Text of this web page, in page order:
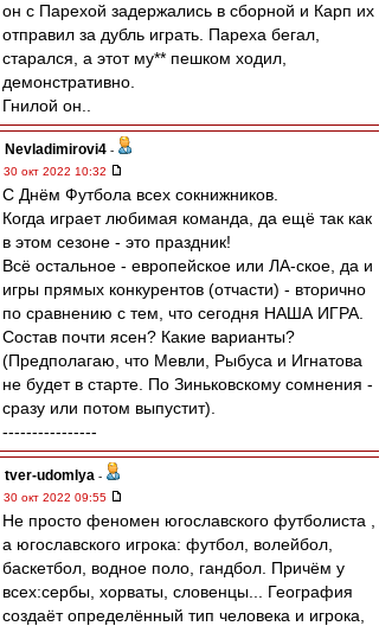
он с Парехой задержались в сборной и Карп их
отправил за дубль играть. Пареха бегал,
старался, а этот му** пешком ходил,
демонстративно.
Гнилой он..
Nevladimirovi4 -
30 окт 2022 10:32
С Днём Футбола всех сокнижников.
Когда играет любимая команда, да ещё так как
в этом сезоне - это праздник!
Всё остальное - европейское или ЛА-ское, да и
игры прямых конкурентов (отчасти) - вторично
по сравнению с тем, что сегодня НАША ИГРА.
Состав почти ясен? Какие варианты?
(Предполагаю, что Мевли, Рыбуса и Игнатова
не будет в старте. По Зиньковскому сомнения -
сразу или потом выпустит).
----------------
tver-udomlya -
30 окт 2022 09:55
Не просто феномен югославского футболиста ,
а югославского игрока: футбол, волейбол,
баскетбол, водное поло, гандбол. Причём у
всех:сербы, хорваты, словенцы... География
создаёт определённый тип человека и игрока,